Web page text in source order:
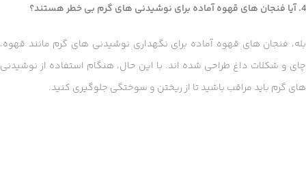
4. آیا فنجان های قهوه آماده برای نوشیدنی های گرم بی خطر هستند؟
بله، فنجان های قهوه آماده برای نگهداری نوشیدنی های گرم مانند قهوه،
چای و شکلات داغ طراحی شده اند. با این حال، هنگام استفاده از نوشیدنی
های گرم باید مراقب باشید تا از ریختن و سوختگی جلوگیری کنید.